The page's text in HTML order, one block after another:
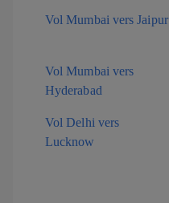
Vol Mumbai vers Jaipur
Vol Mumbai vers
Hyderabad
Vol Delhi vers
Lucknow